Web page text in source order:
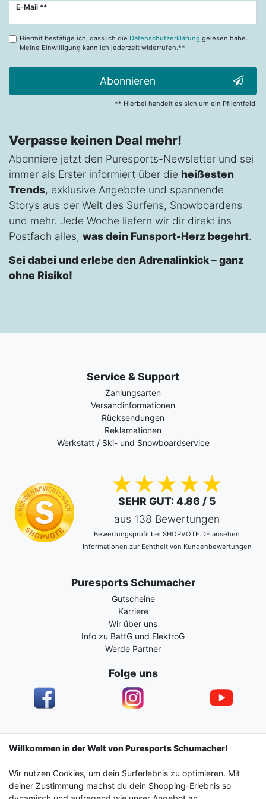
E-Mail **
Newsletter
Hiermit bestätige ich, dass ich die Datenschutzerklärung gelesen habe.
Meine Einwilligung kann ich jederzeit widerrufen.**
Abonnieren
** Hierbei handelt es sich um ein Pflichtfeld.
Verpasse keinen Deal mehr!
Abonniere jetzt den Puresports-Newsletter und sei
immer als Erster informiert über die heißesten
Trends, exklusive Angebote und spannende
Storys aus der Welt des Surfens, Snowboardens
und mehr. Jede Woche liefern wir dir direkt ins
Postfach alles, was dein Funsport-Herz begehrt.
Sei dabei und erlebe den Adrenalinkick – ganz
ohne Risiko!
Service & Support
Zahlungsarten
Versandinformationen
Rücksendungen
Reklamationen
Werkstatt / Ski- und Snowboardservice
SEHR GUT: 4.86 / 5
aus 138 Bewertungen
Bewertungsprofil bei SHOPVOTE.DE ansehen
Informationen zur Echtheit von Kundenbewertungen
Puresports Schumacher
Gutscheine
Karriere
Wir über uns
Info zu BattG und ElektroG
Werde Partner
Folge uns
Impressum Daten­schutz­erklärung AGB
Barrierefreiheitserklärung Widerrufs­recht
Willkommen in der Welt von Puresports Schumacher!
Wir nutzen Cookies, um dein Surferlebnis zu optimieren. Mit
deiner Zustimmung machst du dein Shopping-Erlebnis so